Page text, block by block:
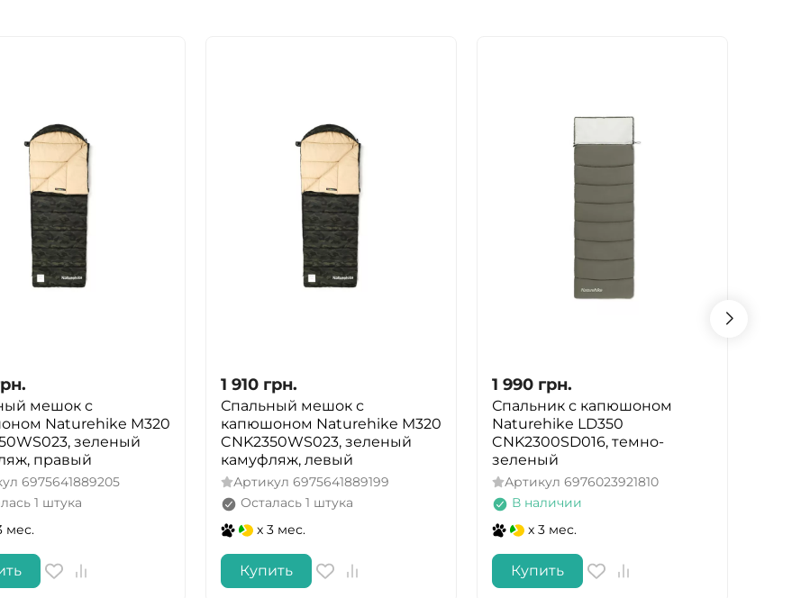
мешок с
Naturehike M320
зеленый
правый
6975641889205
1 штука
мес.
1 910 грн.
Спальный мешок с
капюшоном Naturehike M320
CNK2350WS023, зеленый
камуфляж, левый
Артикул 6975641889199
Осталась 1 штука
x 3 мес.
Купить
1 990 грн.
Спальник с капюшоном
Naturehike LD350
CNK2300SD016, темно-
зеленый
Артикул 6976023921810
В наличии
x 3 мес.
Купить